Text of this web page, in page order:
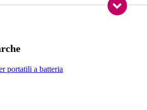
- 99 watt
applicable
portatili a batteria